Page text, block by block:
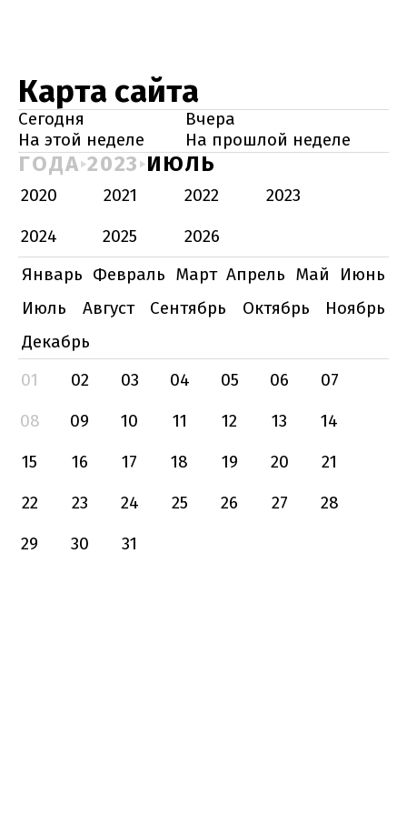
Карта сайта
Сегодня
Вчера
На этой неделе
На прошлой неделе
ГОДА 2023 ИЮЛЬ
2020 2021 2022
2023
2024
2025
2026
Январь Февраль Март Апрель Май
Июнь
Июль
Август Сентябрь Октябрь
Ноябрь
Декабрь
01
02 03 04 05 06
07
08
09 10 11 12 13
14
15
16 17 18 19 20
21
22
23 24 25 26 27
28
29
30 31